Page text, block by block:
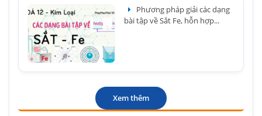
Phương pháp giải các dạng
bài tập về Sắt Fe, hỗn hợp...
Xem thêm